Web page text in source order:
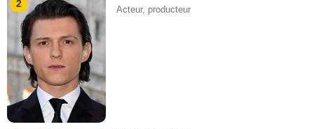
2
Acteur, producteur